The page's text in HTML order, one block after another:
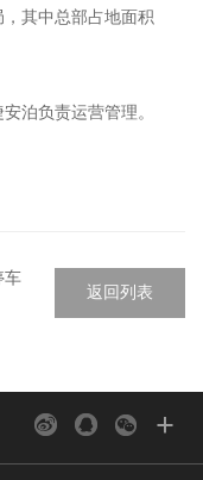
其中总部占地面积
泊负责运营管理。
车
返回列表
+